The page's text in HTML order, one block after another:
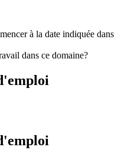
à la date indiquée dans
dans ce domaine?